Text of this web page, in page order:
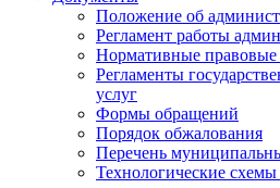
Положение об
Регламент работы
Нормативные правовые
Регламенты
услуг
Формы обращений
Порядок обжалования
Перечень
Технологические схемы